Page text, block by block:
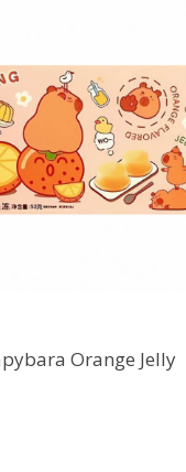
Orange Jelly